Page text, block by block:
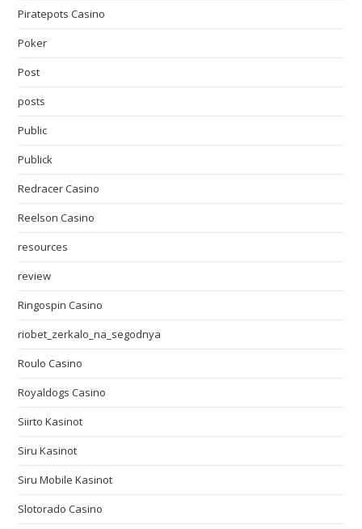
Piratepots Casino
Poker
Post
posts
Public
Publick
Redracer Casino
Reelson Casino
resources
review
Ringospin Casino
riobet_zerkalo_na_segodnya
Roulo Casino
Royaldogs Casino
Siirto Kasinot
Siru Kasinot
Siru Mobile Kasinot
Slotorado Casino